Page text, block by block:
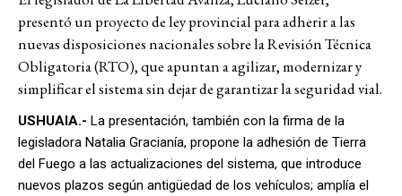
presentó un proyecto de ley provincial para adherir a las
nuevas disposiciones nacionales sobre la Revisión Técnica
Obligatoria (RTO), que apuntan a agilizar, modernizar y
simplificar el sistema sin dejar de garantizar la seguridad vial.
USHUAIA.- La presentación, también con la firma de la
legisladora Natalia Gracianía, propone la adhesión de Tierra
del Fuego a las actualizaciones del sistema, que introduce
nuevos plazos según antigüedad de los vehículos; amplía el